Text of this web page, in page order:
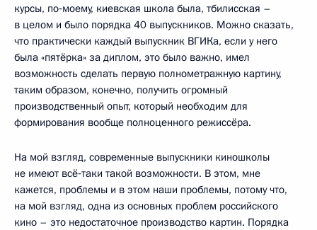
курсы, по‑моему, киевская школа была, тбилисская –
в целом и было порядка 40 выпускников. Можно сказать,
что практически каждый выпускник ВГИКа, если у него
была «пятёрка» за диплом, это было важно, имел
возможность сделать первую полнометражную картину,
таким образом, конечно, получить огромный
производственный опыт, который необходим для
формирования вообще полноценного режиссёра.
На мой взгляд, современные выпускники киношколы
не имеют всё‑таки такой возможности. В этом, мне
кажется, проблемы и в этом наши проблемы, потому что,
на мой взгляд, одна из основных проблем российского
кино – это недостаточное производство картин. Порядка